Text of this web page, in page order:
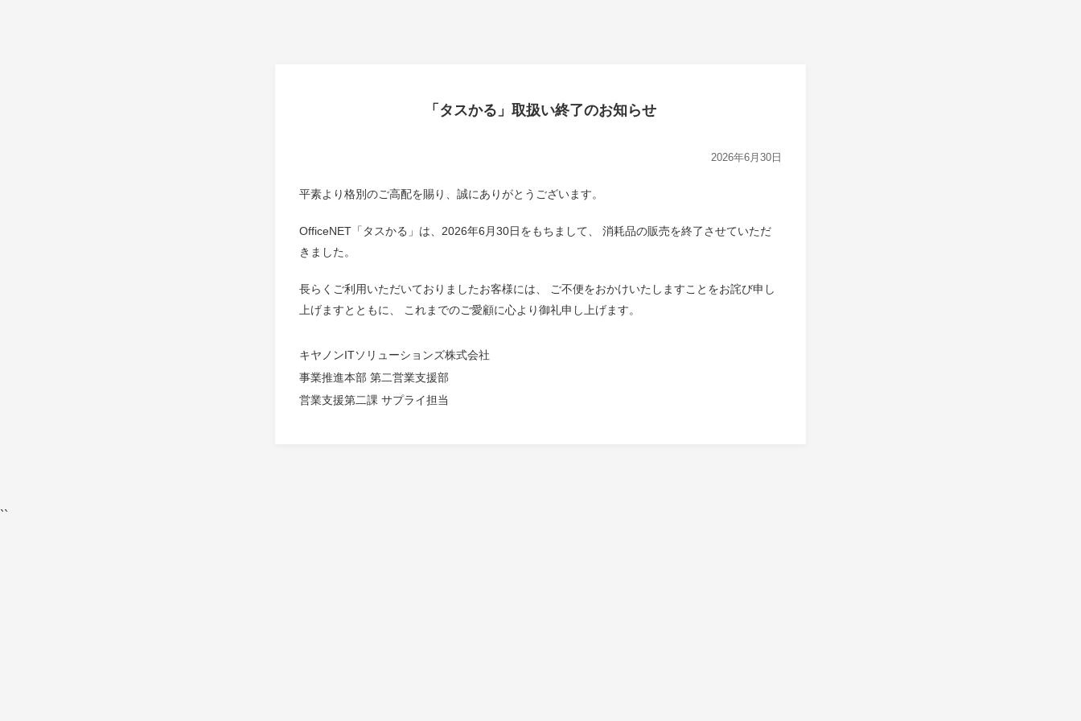
「タスかる」取扱い終了のお知らせ
2026年6月30日
平素より格別のご高配を賜り、誠にありがとうございます。
OfficeNET「タスかる」は、2026年6月30日をもちまして、 消耗品の販売を終了させていただ
きました。
長らくご利用いただいておりましたお客様には、 ご不便をおかけいたしますことをお詫び申し
上げますとともに、 これまでのご愛顧に心より御礼申し上げます。
キヤノンITソリューションズ株式会社
事業推進本部 第二営業支援部
営業支援第二課 サプライ担当
``